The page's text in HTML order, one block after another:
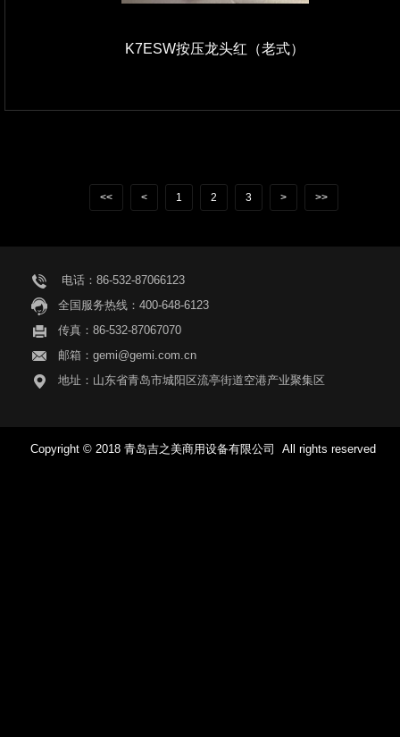
K7ESW按压龙头红（老式）
<< < 1 2 3 > >>
电话：86-532-87066123
全国服务热线：400-648-6123
传真：86-532-87067070
邮箱：gemi@gemi.com.cn
地址：山东省青岛市城阳区流亭街道空港产业聚集区
Copyright © 2018 青岛吉之美商用设备有限公司 All rights reserved